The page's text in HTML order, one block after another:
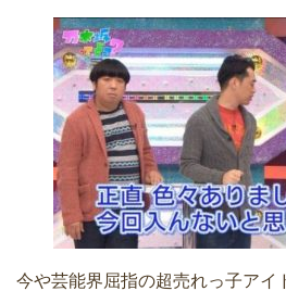
今や芸能界屈指の超売れっ子アイ